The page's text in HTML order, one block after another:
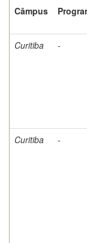
Câmpus
Curitiba -
Curitiba -